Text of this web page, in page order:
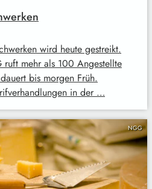
wird heute gestreikt.
ruft mehr als 100 Angestellte
bis morgen Früh.
in der …
NGG